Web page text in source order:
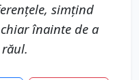
simțind
înainte de a